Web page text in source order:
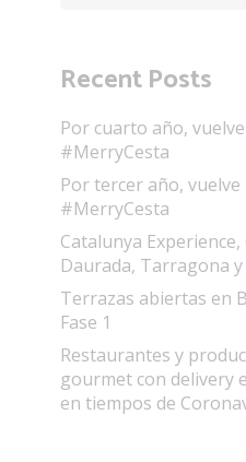
Recent Posts
Por cuarto año,
#MerryCesta
Por tercer año, vuelve
#MerryCesta
Catalunya Experience,
Daurada, Tarragona y
Terrazas abiertas en
Fase 1
Restaurantes y
gourmet con delivery
en tiempos de